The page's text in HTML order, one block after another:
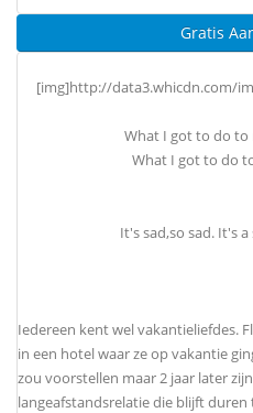
Gratis
[img]http://data3.whicdn.com/
What I got to do to
What I got to do
It's sad,so sad. It's
Iedereen kent wel vakantieliefdes.
in een hotel waar ze op vakantie
zou voorstellen maar 2 jaar later
langeafstandsrelatie die blijft duren